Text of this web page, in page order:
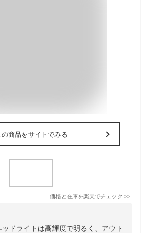
の商品をサイトでみる
価格と在庫を楽天でチェック >>
ドライトは高輝度で明るく、アウト